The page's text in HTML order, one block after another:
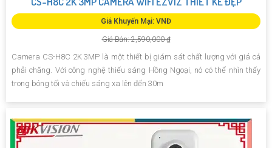
Giá Khuyến Mại: VNĐ
Giá Bán: 2,590,000 ₫
Camera CS-H8C 2K 3MP là một thiết bị giám sát chất lượng với giá cả
phải chăng. Với công nghệ thiếu sáng Hồng Ngoại, nó có thể nhìn thấy
trong bóng tối và chiếu sáng xa lên đến 30m